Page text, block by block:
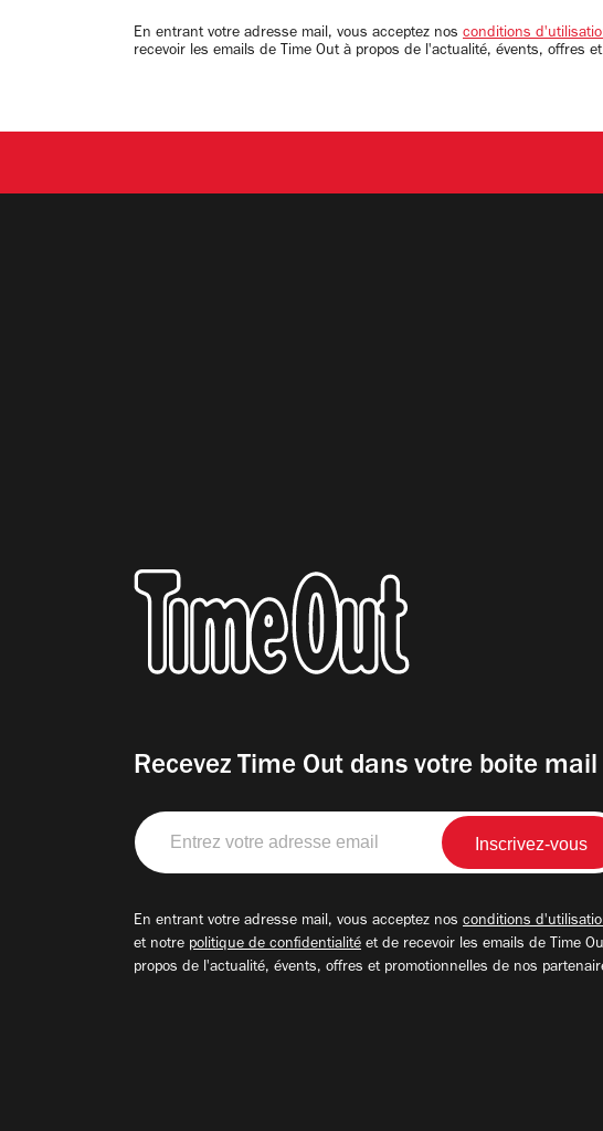
email
En entrant votre adresse mail, vous acceptez nos conditions
recevoir les emails de Time Out à propos de l'actualité, évents, offres
Recevez Time Out dans votre boite mail
Entrez
votre
adresse
En entrant votre adresse mail, vous acceptez nos conditions
et notre politique de confidentialité et de recevoir les emails de Time
propos de l'actualité, évents, offres et promotionnelles de nos